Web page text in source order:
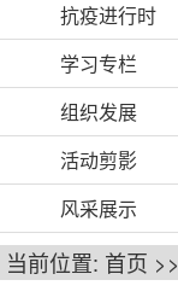
抗疫进行时
学习专栏
组织发展
活动剪影
风采展示
当前位置: 首页 >>